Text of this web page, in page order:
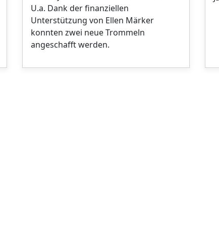
U.a. Dank der finanziellen
Unterstützung von Ellen Märker
konnten zwei neue Trommeln
angeschafft werden.